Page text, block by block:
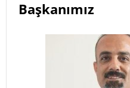
Başkanımız